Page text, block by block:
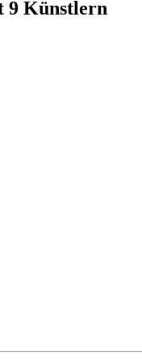
9 Künstlern